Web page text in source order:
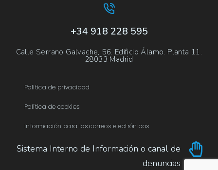
+34 918 228 595
Calle Serrano Galvache, 56. Edificio Álamo. Planta 11.
28033 Madrid
Politica de privacidad
Política de cookies
Información para los correos electrónicos
Sistema Interno de Información o canal de
denuncias​